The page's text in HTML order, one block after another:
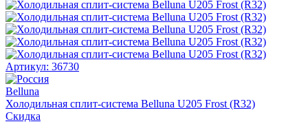
Артикул: 36730
Belluna
Холодильная сплит-система Belluna U205 Frost (R32)
Скидка